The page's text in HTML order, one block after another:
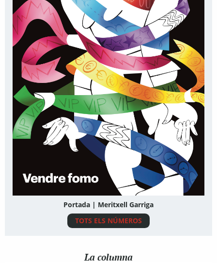
Portada | Meritxell Garriga
TOTS ELS NÚMEROS
La columna